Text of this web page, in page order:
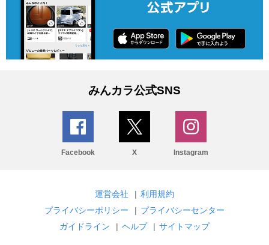
みんカラ公式SNS
Facebook X Instagram
運営会社 | 利用規約
プライバシーポリシー
| プライバシーセンター
ガイドライン
| ヘルプ | サイトマップ